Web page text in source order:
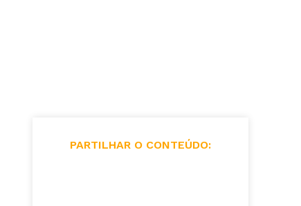
PARTILHAR O CONTEÚDO: